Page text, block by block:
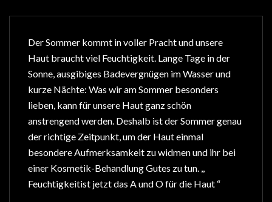
Der Sommer kommt in voller Pracht und unsere
Haut braucht viel Feuchtigkeit. Lange Tage in der
Sonne, ausgibiges Badevergnügen im Wasser und
kurze Nächte: Was wir am Sommer besonders
lieben, kann für unsere Haut ganz schön
anstrengend werden. Deshalb ist der Sommer genau
der richtige Zeitpunkt, um der Haut einmal
besondere Aufmerksamkeit zu widmen und ihr bei
einer Kosmetik-Behandlung Gutes zu tun. ,,
Feuchtigkeitist jetzt das A und O für die Haut “